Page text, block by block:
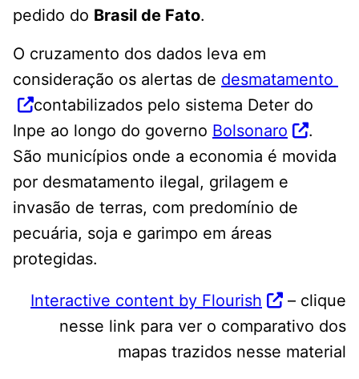
pedido do Brasil de Fato.
O cruzamento dos dados leva em
consideração os alertas de desmatamento
contabilizados pelo sistema Deter do
Inpe ao longo do governo Bolsonaro
.
São municípios onde a economia é movida
por desmatamento ilegal, grilagem e
invasão de terras, com predomínio de
pecuária, soja e garimpo em áreas
protegidas.
Interactive content by Flourish
– clique
nesse link para ver o comparativo dos
mapas trazidos nesse material